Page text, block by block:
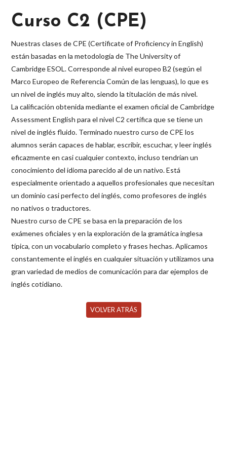
Curso C2 (CPE)
Nuestras clases de CPE (Certificate of Proficiency in English)
están basadas en la metodología de The University of
Cambridge ESOL. Corresponde al nivel europeo B2 (según el
Marco Europeo de Referencia Común de las lenguas), lo que es
un nivel de inglés muy alto, siendo la titulación de más nivel.
La calificación obtenida mediante el examen oficial de Cambridge
Assessment English para el nivel C2 certifica que se tiene un
nivel de inglés fluido. Terminado nuestro curso de CPE los
alumnos serán capaces de hablar, escribir, escuchar, y leer inglés
eficazmente en casi cualquier contexto, incluso tendrían un
conocimiento del idioma parecido al de un nativo. Está
especialmente orientado a aquellos profesionales que necesitan
un dominio casi perfecto del inglés, como profesores de inglés
no nativos o traductores.
Nuestro curso de CPE se basa en la preparación de los
exámenes oficiales y en la exploración de la gramática inglesa
típica, con un vocabulario completo y frases hechas. Aplicamos
constantemente el inglés en cualquier situación y utilizamos una
gran variedad de medios de comunicación para dar ejemplos de
inglés cotidiano.
VOLVER ATRÁS